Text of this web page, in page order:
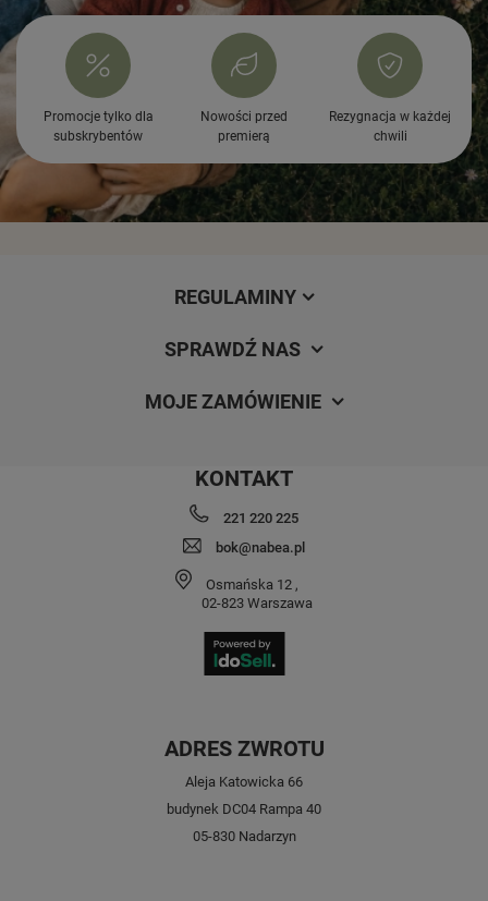
Promocje tylko dla
subskrybentów
Nowości przed
premierą
Rezygnacja w każdej
chwili
REGULAMINY
SPRAWDŹ NAS
MOJE ZAMÓWIENIE
KONTAKT
221 220 225
bok@nabea.pl
Osmańska 12 ,
02-823 Warszawa
ADRES ZWROTU
Aleja Katowicka 66
budynek DC04 Rampa 40
05-830 Nadarzyn